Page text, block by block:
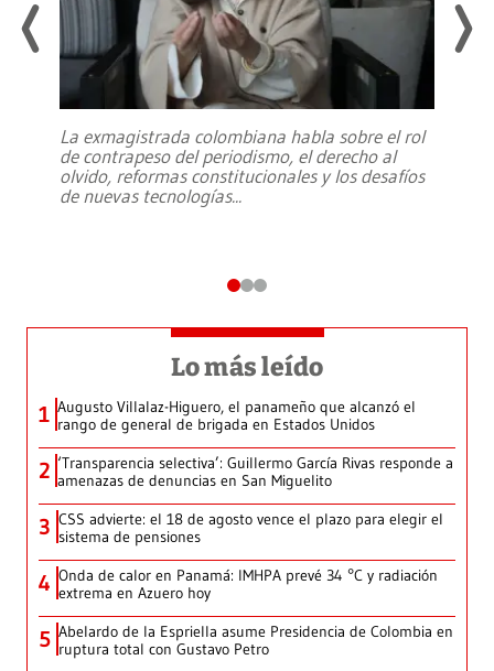
La exmagistrada colombiana habla sobre el rol
de contrapeso del periodismo, el derecho al
olvido, reformas constitucionales y los desafíos
de nuevas tecnologías...
Lo más leído
1 Augusto Villalaz-Higuero, el panameño que alcanzó el
rango de general de brigada en Estados Unidos
2 ‘Transparencia selectiva’: Guillermo García Rivas responde a
amenazas de denuncias en San Miguelito
3 CSS advierte: el 18 de agosto vence el plazo para elegir el
sistema de pensiones
4 Onda de calor en Panamá: IMHPA prevé 34 °C y radiación
extrema en Azuero hoy
5 Abelardo de la Espriella asume Presidencia de Colombia en
ruptura total con Gustavo Petro